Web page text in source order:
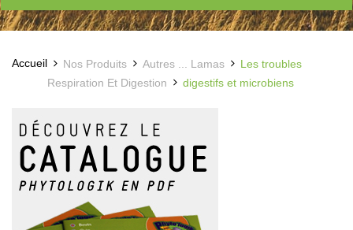
Accueil Nos Produits
Autres ... Lamas
Respiration Et Digestion
Les troubles
digestifs et microbiens